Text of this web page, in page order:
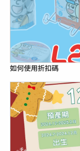
如何使用折扣碼